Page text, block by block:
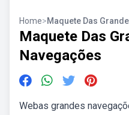
Home>Maquete Das
Maquete Das
Navegações
Webas grandes